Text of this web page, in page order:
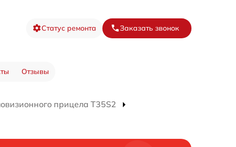
Статус ремонта Заказать звонок
Отзывы
прицела T35S2